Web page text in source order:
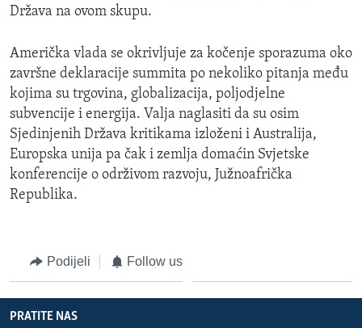
Država na ovom skupu.
Američka vlada se okrivljuje za kočenje sporazuma oko
završne deklaracije summita po nekoliko pitanja među
kojima su trgovina, globalizacija, poljodjelne
subvencije i energija. Valja naglasiti da su osim
Sjedinjenih Država kritikama izloženi i Australija,
Europska unija pa čak i zemlja domaćin Svjetske
konferencije o održivom razvoju, Južnoafrička
Republika.
Podijeli Follow us
PRATITE NAS